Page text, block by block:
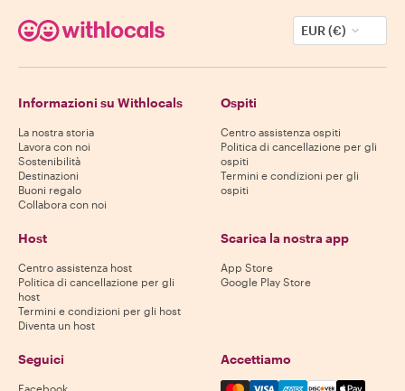
EUR (€)
Informazioni su Withlocals
La nostra storia
Lavora con noi
Sostenibilità
Destinazioni
Buoni regalo
Collabora con noi
Ospiti
Centro assistenza ospiti
Politica di cancellazione per gli
ospiti
Termini e condizioni per gli
ospiti
Host
Centro assistenza host
Politica di cancellazione per gli
host
Termini e condizioni per gli host
Diventa un host
Scarica la nostra app
App Store
Google Play Store
Seguici Accettiamo
Mastercard, Visa, Amex,